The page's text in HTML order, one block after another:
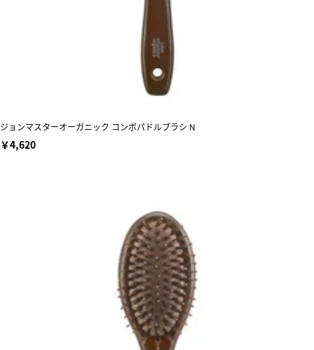
ジョンマスターオーガニック コンボパドルブラシ N
￥4,620